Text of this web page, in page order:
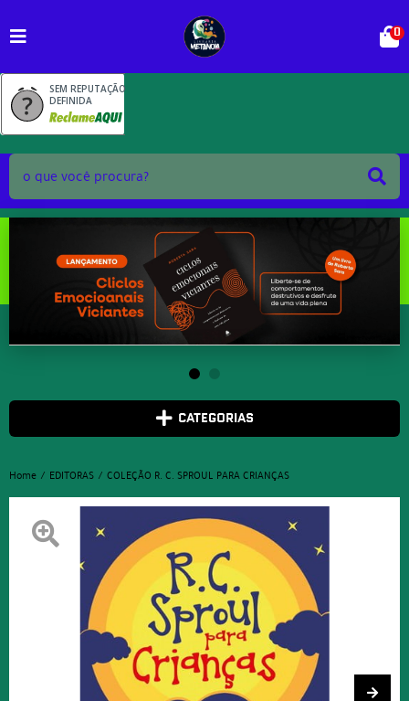
SEM REPUTAÇÃO
DEFINIDA
0
CATEGORIAS
Home EDITORAS COLEÇÃO R. C. SPROUL PARA CRIANÇAS